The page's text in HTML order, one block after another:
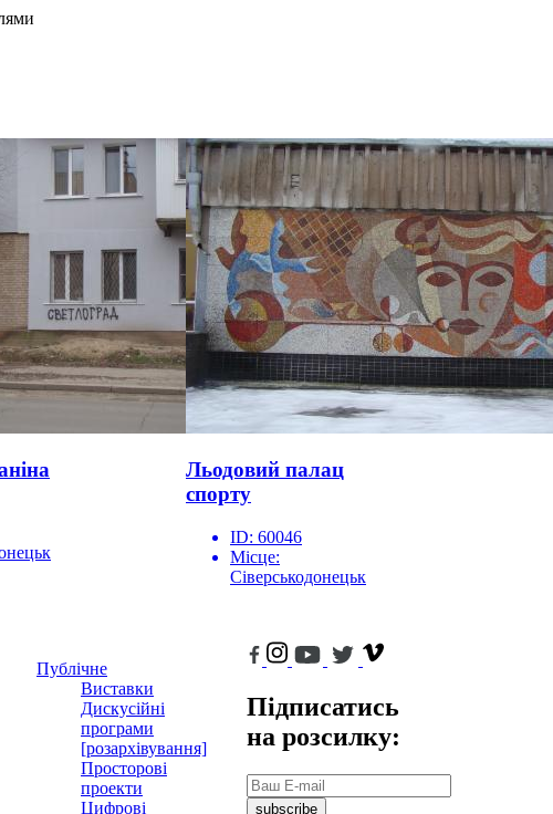
Льодовий палац
спорту
ID: 60046
Місце:
Сіверськодонецьк
Публічне
Виставки
Дискусійні
програми
[розархівування]
Просторові
проекти
Цифрові
Підписатись
на розсилку:
subscribe